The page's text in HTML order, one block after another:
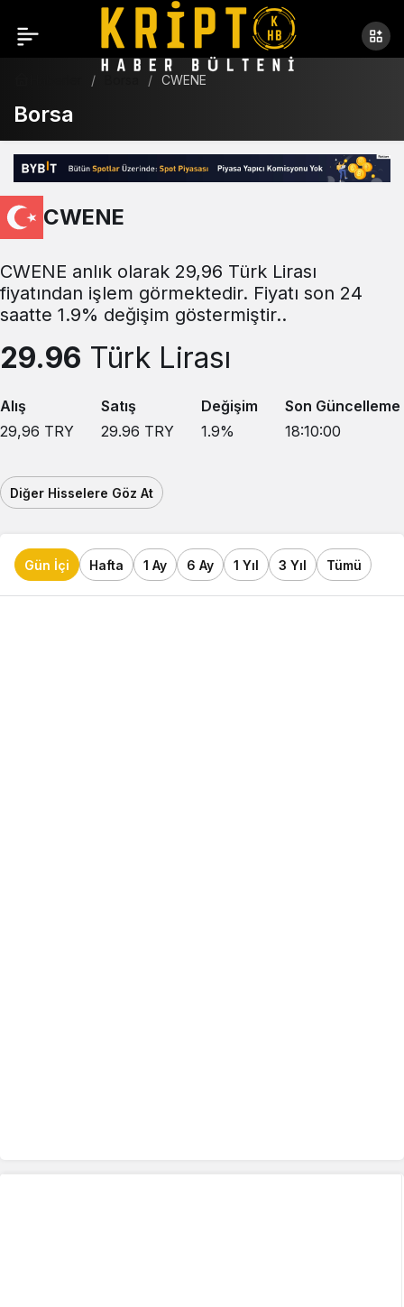
CWENE
Borsa
CWENE
CWENE anlık olarak 29,96 Türk Lirası
fiyatından işlem görmektedir. Fiyatı son 24
saatte 1.9% değişim göstermiştir..
29.96 Türk Lirası
Alış
29,96 TRY
Satış
29.96 TRY
Değişim
1.9%
Son Güncelleme
18:10:00
Diğer Hisselere Göz At
Gün İçi Hafta 1 Ay 6 Ay 1 Yıl 3 Yıl Tümü